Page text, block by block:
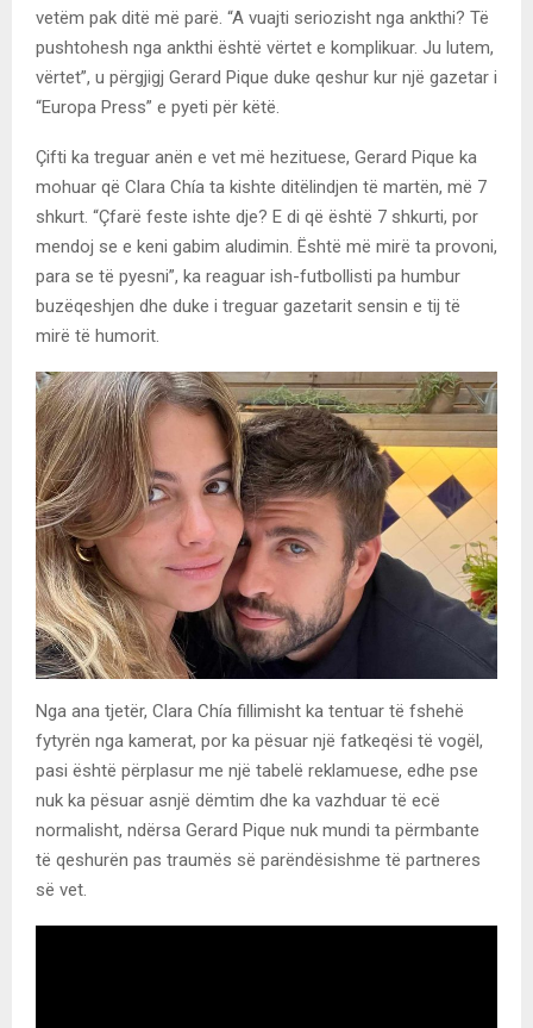
vetëm pak ditë më parë. “A vuajti seriozisht nga ankthi? Të
pushtohesh nga ankthi është vërtet e komplikuar. Ju lutem,
vërtet”, u përgjigj Gerard Pique duke qeshur kur një gazetar i
“Europa Press” e pyeti për këtë.
Çifti ka treguar anën e vet më hezituese, Gerard Pique ka
mohuar që Clara Chía ta kishte ditëlindjen të martën, më 7
shkurt. “Çfarë feste ishte dje? E di që është 7 shkurti, por
mendoj se e keni gabim aludimin. Është më mirë ta provoni,
para se të pyesni”, ka reaguar ish-futbollisti pa humbur
buzëqeshjen dhe duke i treguar gazetarit sensin e tij të
mirë të humorit.
Nga ana tjetër, Clara Chía fillimisht ka tentuar të fshehë
fytyrën nga kamerat, por ka pësuar një fatkeqësi të vogël,
pasi është përplasur me një tabelë reklamuese, edhe pse
nuk ka pësuar asnjë dëmtim dhe ka vazhduar të ecë
normalisht, ndërsa Gerard Pique nuk mundi ta përmbante
të qeshurën pas traumës së parëndësishme të partneres
së vet.